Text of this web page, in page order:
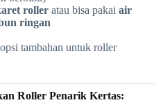
roller atau bisa pakai air
ringan
tambahan untuk roller
Roller Penarik Kertas: